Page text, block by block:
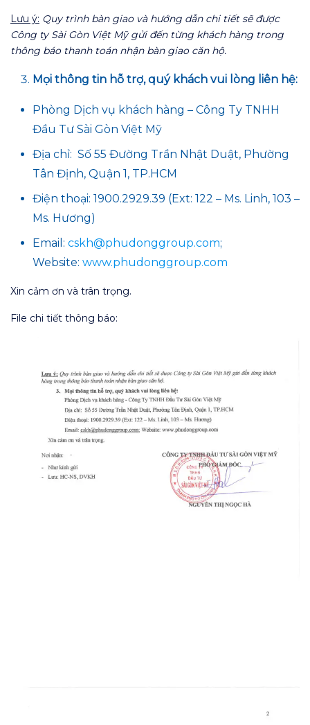
Lưu ý: Quy trình bàn giao và hướng dẫn chi tiết sẽ được
Công ty Sài Gòn Việt Mỹ gửi đến từng khách hàng trong
thông báo thanh toán nhận bàn giao căn hộ.
Mọi thông tin hỗ trợ, quý khách vui lòng liên hệ:
Phòng Dịch vụ khách hàng – Công Ty TNHH
Đầu Tư Sài Gòn Việt Mỹ
Địa chỉ: Số 55 Đường Trần Nhật Duật, Phường
Tân Định, Quận 1, TP.HCM
Điện thoại: 1900.2929.39 (Ext: 122 – Ms. Linh, 103 –
Ms. Hương)
Email: cskh@phudonggroup.com;
Website: www.phudonggroup.com
Xin cảm ơn và trân trọng.
File chi tiết thông báo: